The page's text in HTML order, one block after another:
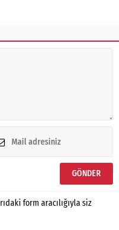
form aracılığıyla siz